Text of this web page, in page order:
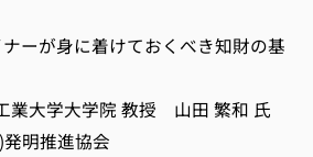
が身に着けておくべき知財の基
学大学院 教授 山田 繁和 氏
進協会